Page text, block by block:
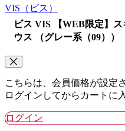
VIS （ビス）
ビス VIS 【WEB限定】
ウス （グレー系（09））
こちらは、会員価格が設定
ログインしてからカートに
ログイン